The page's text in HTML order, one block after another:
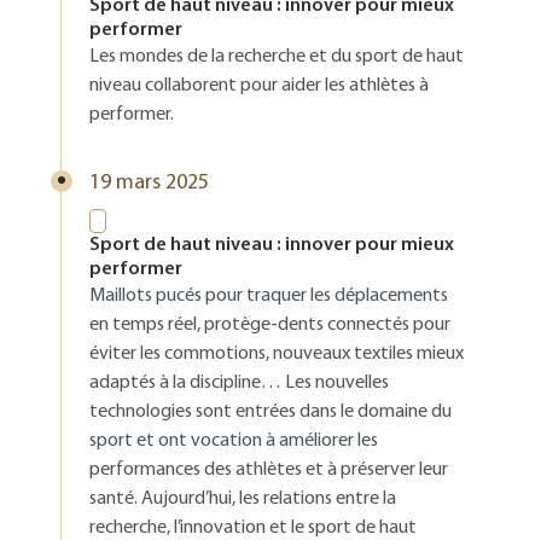
Sport de haut niveau : innover pour mieux
performer
Les mondes de la recherche et du sport de haut
niveau collaborent pour aider les athlètes à
performer.
19 mars 2025
Sport de haut niveau : innover pour mieux
performer
Maillots pucés pour traquer les déplacements
en temps réel, protège-dents connectés pour
éviter les commotions, nouveaux textiles mieux
adaptés à la discipline… Les nouvelles
technologies sont entrées dans le domaine du
sport et ont vocation à améliorer les
performances des athlètes et à préserver leur
santé. Aujourd’hui, les relations entre la
recherche, l’innovation et le sport de haut